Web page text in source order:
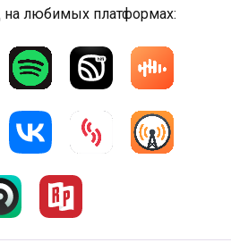
на любимых платформах: